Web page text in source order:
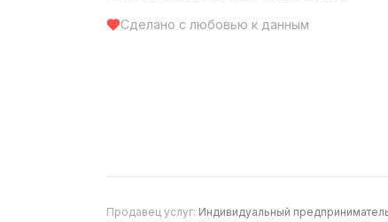
Сделано с любовью к данным
Продавец услуг: Индивидуальный